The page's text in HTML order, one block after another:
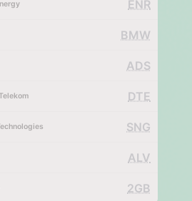
ENR
BMW
ADS
DTE
SNG
ALV
2GB